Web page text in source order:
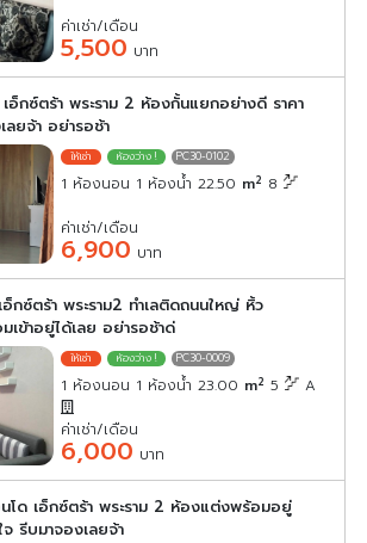
ค่าเช่า/เดือน
5,500 บาท
อ็กซ์ตร้า พระราม 2 ห้องกั้นแยกอย่างดี ราคา
ยจ้า อย่ารอช้า
PC30-0102
1 ห้องนอน 1 ห้องน้ำ 22.50 m2 8
ค่าเช่า/เดือน
6,900 บาท
อ็กซ์ตร้า พระราม2 ทำเลติดถนนใหญ่ หิ้ว
มเข้าอยู่ได้เลย อย่ารอช้าด่
PC30-0009
1 ห้องนอน 1 ห้องน้ำ 23.00 m2 5 A
ค่าเช่า/เดือน
6,000 บาท
ด เอ็กซ์ตร้า พระราม 2 ห้องแต่งพร้อมอยู่
จ รีบมาจองเลยจ้า